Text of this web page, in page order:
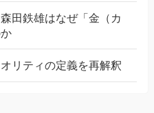
田鉄雄はなぜ「金（カ
リティの定義を再解釈